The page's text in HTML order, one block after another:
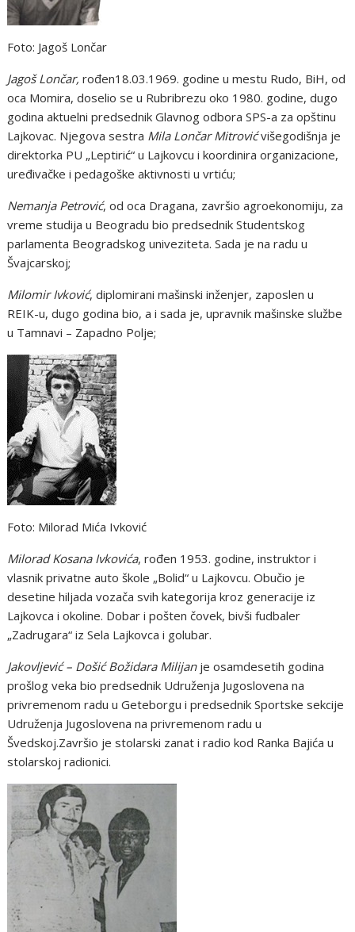
Foto: Jagoš Lončar
Jagoš Lončar, rođen18.03.1969. godine u mestu Rudo, BiH, od
oca Momira, doselio se u Rubribrezu oko 1980. godine, dugo
godina aktuelni predsednik Glavnog odbora SPS-a za opštinu
Lajkovac. Njegova sestra Mila Lončar Mitrovićvišegodišnja je
direktorka PU „Leptirić“ u Lajkovcu i koordinira organizacione,
uređivačke i pedagoške aktivnosti u vrtiću;
Nemanja Petrović, od oca Dragana, završio agroekonomiju, za
vreme studija u Beogradu bio predsednik Studentskog
parlamenta Beogradskog univeziteta. Sada je na radu u
Švajcarskoj;
Milomir Ivković, diplomirani mašinski inženjer, zaposlen u
REIK-u, dugo godina bio, a i sada je, upravnik mašinske službe
u Tamnavi – Zapadno Polje;
Foto: Milorad Mića Ivković
Milorad Kosana Ivkovića, rođen 1953. godine, instruktor i
vlasnik privatne auto škole „Bolid“ u Lajkovcu. Obučio je
desetine hiljada vozača svih kategorija kroz generacije iz
Lajkovca i okoline. Dobar i pošten čovek, bivši fudbaler
„Zadrugara“ iz Sela Lajkovca i golubar.
Jakovljević – Došić Božidara Milijanje osamdesetih godina
prošlog veka bio predsednik Udruženja Jugoslovena na
privremenom radu u Geteborgu i predsednik Sportske sekcije
Udruženja Jugoslovena na privremenom radu u
Švedskoj.Završio je stolarski zanat i radio kod Ranka Bajića u
stolarskoj radionici.